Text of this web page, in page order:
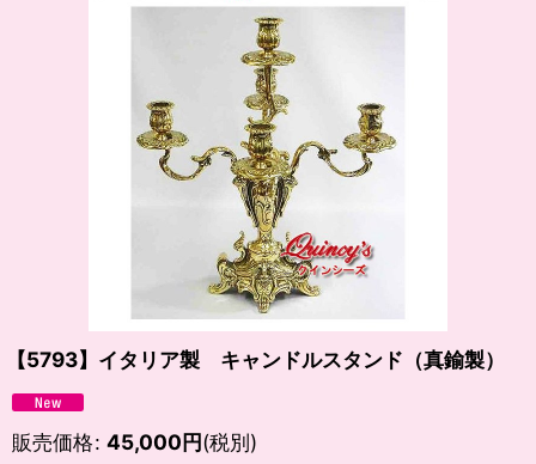
【5793】イタリア製 キャンドルスタンド（真鍮製）
販売価格: 45,000円(税別)